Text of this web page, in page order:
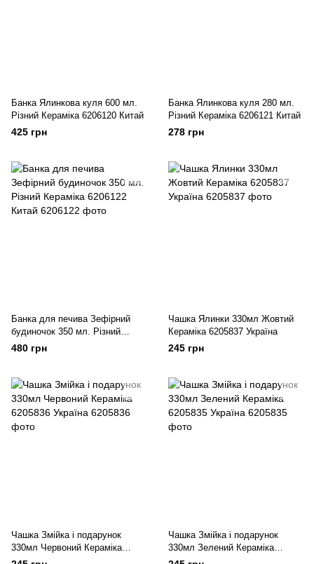
Банка Ялинкова куля 600 мл.
Різний Кераміка 6206120 Китай
425 грн
Банка Ялинкова куля 280 мл.
Різний Кераміка 6206121 Китай
278 грн
Банка для печива Зефірний
будиночок 350 мл. Різний
Кераміка 6206122 Китай
480 грн
Чашка Ялинки 330мл Жовтий
Кераміка 6205837 Україна
245 грн
Чашка Змійка і подарунок
330мл Червоний Кераміка
6205836 Україна
Чашка Змійка і подарунок
330мл Зелений Кераміка
6205835 Україна